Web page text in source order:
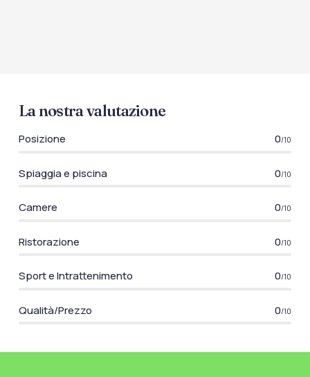
La nostra valutazione
Posizione 0/10
Spiaggia e piscina 0/10
Camere 0/10
Ristorazione 0/10
Sport e Intrattenimento 0/10
Qualità/Prezzo 0/10